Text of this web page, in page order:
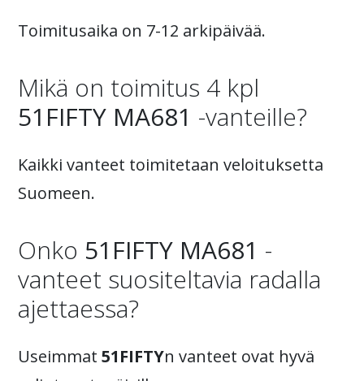
Toimitusaika on 7-12 arkipäivää.
Mikä on toimitus 4 kpl
51FIFTY MA681 -vanteille?
Kaikki vanteet toimitetaan veloituksetta
Suomeen.
Onko 51FIFTY MA681 -
vanteet suositeltavia radalla
ajettaessa?
Useimmat 51FIFTYn vanteet ovat hyvä